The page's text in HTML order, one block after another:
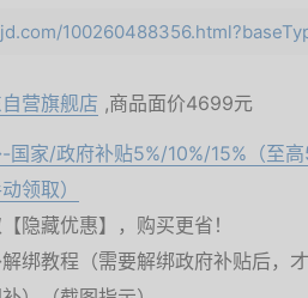
营旗舰店 ,商品面价4699元
国家/政府补贴5%/10%/15%（至
领取）
隐藏优惠】，购买更省！
绑教程（需要解绑政府补贴后，